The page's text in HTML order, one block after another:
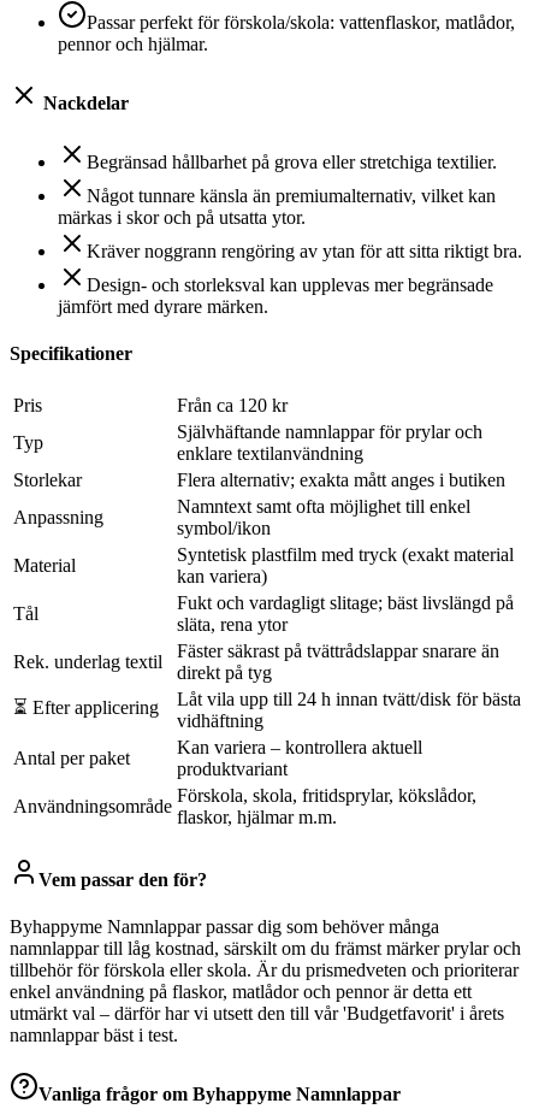
Passar perfekt för förskola/skola: vattenflaskor, matlådor,
pennor och hjälmar.
Nackdelar
Begränsad hållbarhet på grova eller stretchiga textilier.
Något tunnare känsla än premiumalternativ, vilket kan
märkas i skor och på utsatta ytor.
Kräver noggrann rengöring av ytan för att sitta riktigt bra.
Design- och storleksval kan upplevas mer begränsade
jämfört med dyrare märken.
Specifikationer
Pris
Från ca 120 kr
Typ
Självhäftande namnlappar för prylar och
enklare textilanvändning
Storlekar
Flera alternativ; exakta mått anges i butiken
Anpassning
Namntext samt ofta möjlighet till enkel
symbol/ikon
Material
Syntetisk plastfilm med tryck (exakt material
kan variera)
Tål
Fukt och vardagligt slitage; bäst livslängd på
släta, rena ytor
Rek. underlag textil
Fäster säkrast på tvättrådslappar snarare än
direkt på tyg
⏳ Efter applicering
Låt vila upp till 24 h innan tvätt/disk för bästa
vidhäftning
Antal per paket
Kan variera – kontrollera aktuell
produktvariant
Användningsområde
Förskola, skola, fritidsprylar, kökslådor,
flaskor, hjälmar m.m.
Vem passar den för?
Byhappyme Namnlappar passar dig som behöver många
namnlappar till låg kostnad, särskilt om du främst märker prylar och
tillbehör för förskola eller skola. Är du prismedveten och prioriterar
enkel användning på flaskor, matlådor och pennor är detta ett
utmärkt val – därför har vi utsett den till vår 'Budgetfavorit' i årets
namnlappar bäst i test.
Vanliga frågor om Byhappyme Namnlappar